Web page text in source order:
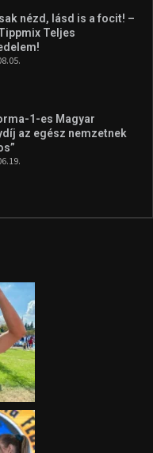
nézd, lásd is a focit! –
Teljes
1-es Magyar
az egész nemzetnek